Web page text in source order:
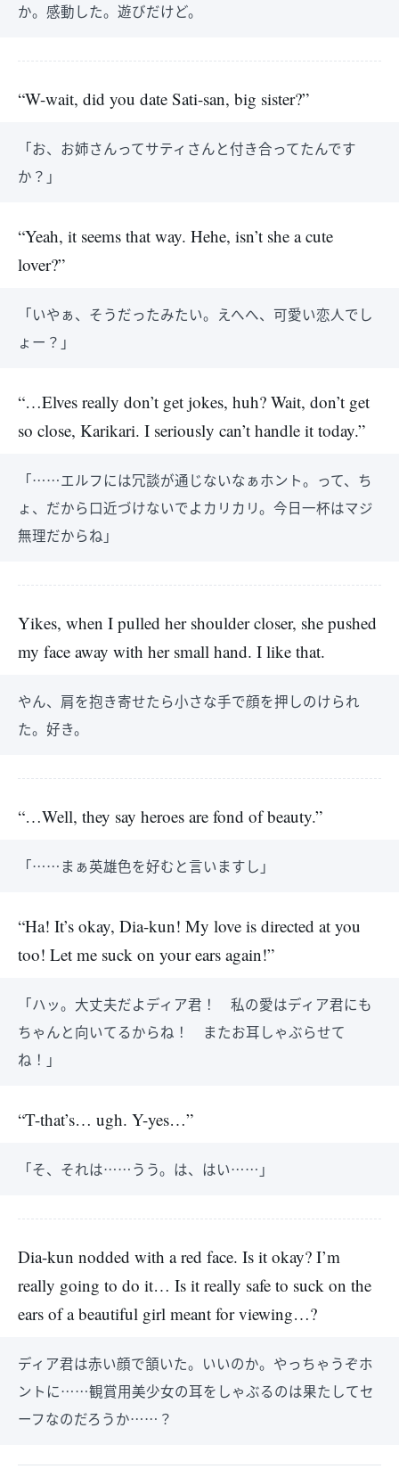
か。感動した。遊びだけど。
“W-wait, did you date Sati-san, big sister?”
「お、お姉さんってサティさんと付き合ってたんです
か？」
“Yeah, it seems that way. Hehe, isn’t she a cute
lover?”
「いやぁ、そうだったみたい。えへへ、可愛い恋人でし
ょー？」
“…Elves really don’t get jokes, huh? Wait, don’t get
so close, Karikari. I seriously can’t handle it today.”
「……エルフには冗談が通じないなぁホント。って、ち
ょ、だから口近づけないでよカリカリ。今日一杯はマジ
無理だからね」
Yikes, when I pulled her shoulder closer, she pushed
my face away with her small hand. I like that.
やん、肩を抱き寄せたら小さな手で顔を押しのけられ
た。好き。
“…Well, they say heroes are fond of beauty.”
「……まぁ英雄色を好むと言いますし」
“Ha! It’s okay, Dia-kun! My love is directed at you
too! Let me suck on your ears again!”
「ハッ。大丈夫だよディア君！ 私の愛はディア君にも
ちゃんと向いてるからね！ またお耳しゃぶらせて
ね！」
“T-that’s… ugh. Y-yes…”
「そ、それは……うう。は、はい……」
Dia-kun nodded with a red face. Is it okay? I’m
really going to do it… Is it really safe to suck on the
ears of a beautiful girl meant for viewing…?
ディア君は赤い顔で頷いた。いいのか。やっちゃうぞホ
ントに……観賞用美少女の耳をしゃぶるのは果たしてセ
ーフなのだろうか……？